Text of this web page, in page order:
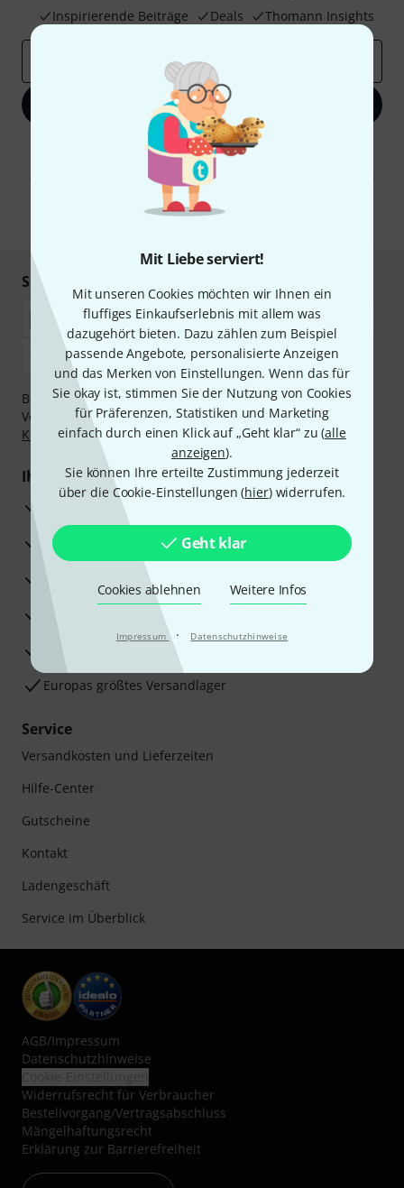
Mit Liebe serviert!
Mit unseren Cookies möchten wir Ihnen ein
fluffiges Einkaufserlebnis mit allem was
dazugehört bieten. Dazu zählen zum Beispiel
passende Angebote, personalisierte Anzeigen
und das Merken von Einstellungen. Wenn das für
Sie okay ist, stimmen Sie der Nutzung von Cookies
für Präferenzen, Statistiken und Marketing
einfach durch einen Klick auf „Geht klar“ zu (alle
anzeigen).
Sie können Ihre erteilte Zustimmung jederzeit
über die Cookie-Einstellungen (hier) widerrufen.
Geht klar
Cookies ablehnen Weitere Infos
Impressum · Datenschutzhinweise
Inspirierende Beiträge
Deals Thomann Insights
Jetzt anmelden
Mit Klick auf „Jetzt anmelden“ stimmen Sie dem Erhalt von E-Mail-
Werbung und einer Messung des E-Mail-Nutzungsverhaltens zu. Die
Abmeldung ist jederzeit möglich. Weitere Informationen finden Sie in
unserenDatenschutzhinweisen
* Pflichtfeld
Sicher einkaufen & bezahlen
Bezahlen Sie vertraulich und sicher per Nachnahme,
Vorkasse, PayPal, Amazon Pay,Klarna Sofort bezahlen
Klarna Ratenzahlungoder Kreditkarte.
Ihre Vorteile
3 Jahre Thomann Garantie
30 Tage Money-Back-Garantie
Beratung durch Fachexperten
Zufriedenheitsgarantie
Europas größtes Versandlager
Service
Versandkosten und Lieferzeiten
Hilfe-Center
Gutscheine
Kontakt
Ladengeschäft
Service im Überblick
AGB/Impressum
Datenschutzhinweise
Widerrufsrecht für Verbraucher
Bestellvorgang/Vertragsabschluss
Mängelhaftungsrecht
Erklärung zur Barrierefreiheit